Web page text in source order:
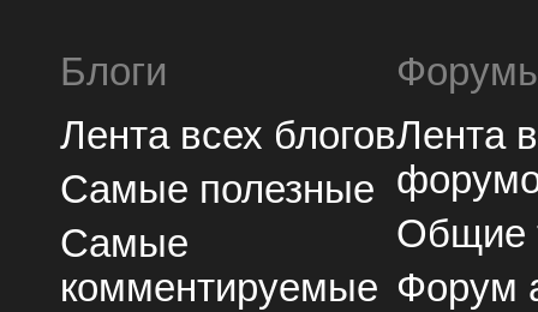
Блоги
Лента всех блогов
Самые полезные
Самые
комментируемые
Лента
Общие
Форум